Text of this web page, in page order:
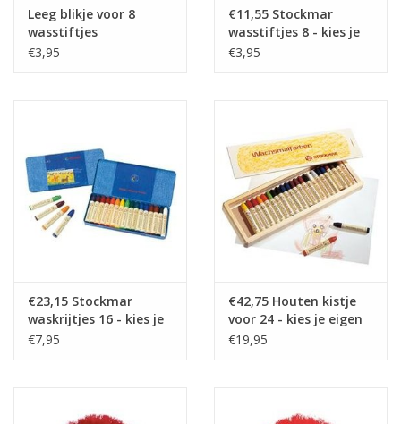
Leeg blikje voor 8
wasstiftjes
€3,95
€11,55 Stockmar
wasstiftjes 8 - kies je
eigen kleuren
€3,95
€23,15 Stockmar
waskrijtjes 16 - kies je
eigen kleuren
€7,95
€42,75 Houten kistje
voor 24 - kies je eigen
kleuren
€19,95